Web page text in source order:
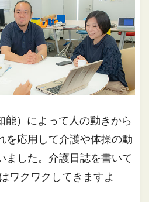
能）によって人の動きから
を応用して介護や体操の動
ました。介護日誌を書いて
ワクワクしてきますよ